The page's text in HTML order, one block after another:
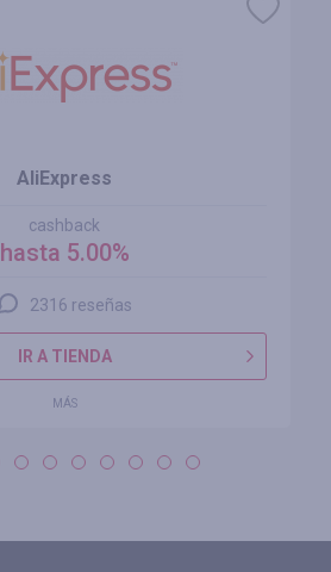
AliExpress
cashback
hasta 5.00%
2316 reseñas
IR A TIENDA
MÁS